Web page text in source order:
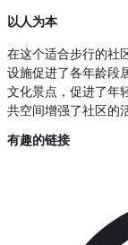
以人为本
在这个适合步行的社
设施促进了各年龄段
文化景点，促进了年
共空间增强了社区的
有趣的链接